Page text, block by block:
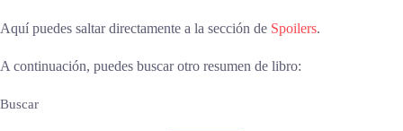
Aquí puedes saltar directamente a la sección de Spoilers.
A continuación, puedes buscar otro resumen de libro:
Buscar